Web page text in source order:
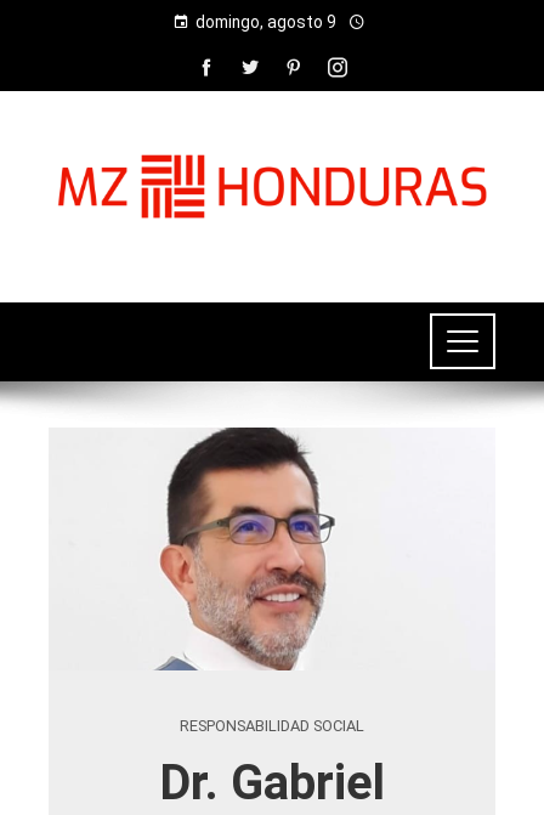
domingo, agosto 9
RESPONSABILIDAD SOCIAL
Dr. Gabriel